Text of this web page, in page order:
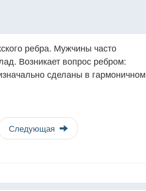
ребра. Мужчины часто
Возникает вопрос ребром:
сделаны в гармоничном
Следующая